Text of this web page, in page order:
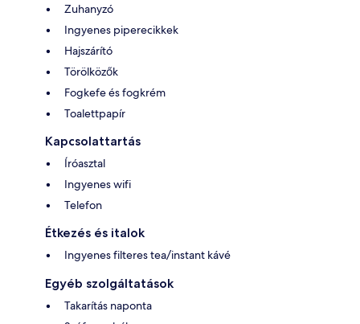
Zuhanyzó
Ingyenes piperecikkek
Hajszárító
Törölközők
Fogkefe és fogkrém
Toalettpapír
Kapcsolattartás
Íróasztal
Ingyenes wifi
Telefon
Étkezés és italok
Ingyenes filteres tea/instant kávé
Egyéb szolgáltatások
Takarítás naponta